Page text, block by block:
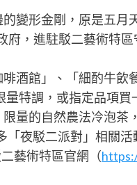
變形金剛，原是五月
，進駐駁二藝術特
酒館」、「細酌牛飲
特調，或指定品項買
量的自然農法冷泡茶
「夜駁二派對」相關
藝術特區官網（